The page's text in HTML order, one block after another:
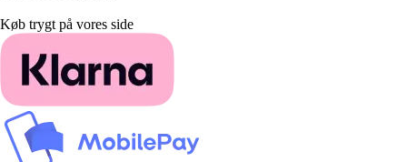
Køb trygt på vores side